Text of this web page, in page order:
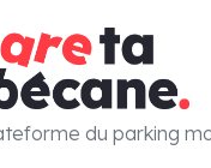
du parking